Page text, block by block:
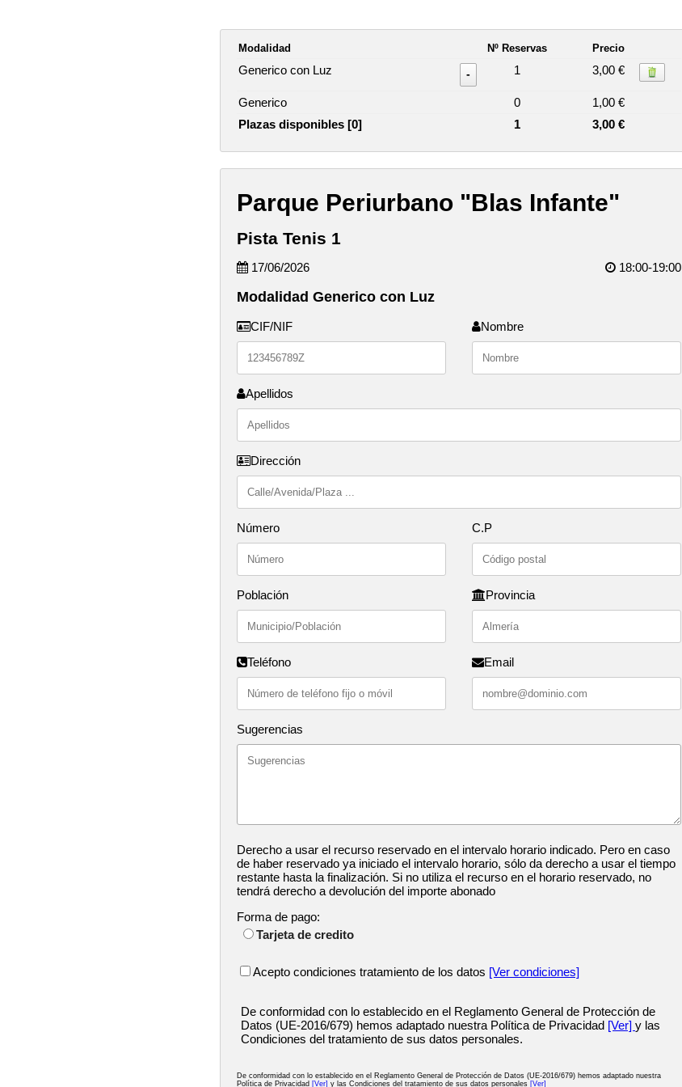
Modalidad Nº Reservas Precio
Generico con Luz - 1 3,00 €
Generico 0 1,00 €
Plazas disponibles [0] 1 3,00 €
Parque Periurbano "Blas Infante"
Pista Tenis 1
17/06/2026 18:00-19:00
Modalidad Generico con Luz
CIF/NIF Nombre
Apellidos
Dirección
Número C.P
Población Provincia
Teléfono Email
Sugerencias
Derecho a usar el recurso reservado en el intervalo horario indicado. Pero en caso
de haber reservado ya iniciado el intervalo horario, sólo da derecho a usar el tiempo
restante hasta la finalización. Si no utiliza el recurso en el horario reservado, no
tendrá derecho a devolución del importe abonado
Forma de pago:
Tarjeta de credito
Acepto condiciones tratamiento de los datos [Ver condiciones]
De conformidad con lo establecido en el Reglamento General de Protección de
Datos (UE-2016/679) hemos adaptado nuestra Política de Privacidad [Ver] y las
Condiciones del tratamiento de sus datos personales.
De conformidad con lo establecido en el Reglamento General de Protección de Datos (UE-2016/679) hemos adaptado nuestra
Política de Privacidad [Ver] y las Condiciones del tratamiento de sus datos personales [Ver]